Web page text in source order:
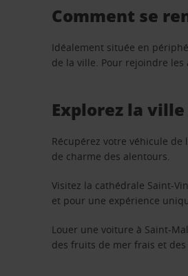
Comment se
Idéalement située en
de la ville. Pour rejoindre les
Explorez la
Récupérez votre véhicule
de charme des alentours.
Visitez la cathédrale Saint-
et pour une expérience
Louer une voiture à Saint-
des fruits de mer frais et des